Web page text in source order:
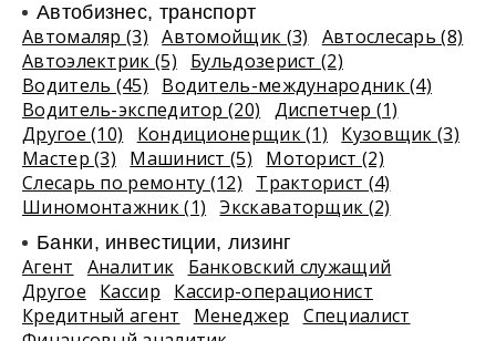
Автобизнес, транспорт
Автомаляр (3) Автомойщик (3)
Автослесарь (8)
Автоэлектрик (5)
Бульдозерист (2)
Водитель (45)
Водитель-международник (4)
Водитель-экспедитор (20)
Диспетчер (1)
Другое (10)
Кондиционерщик (1)
Кузовщик (3)
Мастер (3)
Машинист (5)
Моторист (2)
Слесарь по ремонту (12)
Тракторист (4)
Шиномонтажник (1)
Экскаваторщик (2)
Банки, инвестиции, лизинг
Агент Аналитик
Банковский служащий
Другое
Кассир
Кассир-операционист
Кредитный агент
Менеджер
Специалист